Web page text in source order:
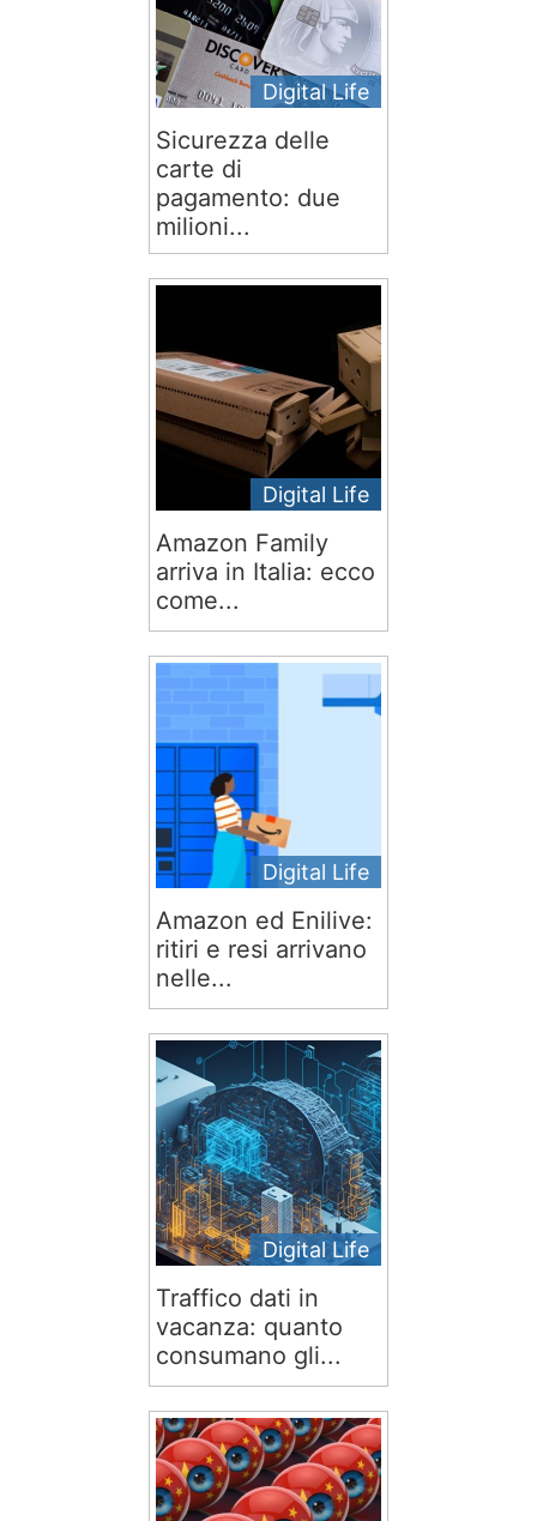
Digital Life
Sicurezza delle
carte di
pagamento: due
milioni...
Digital Life
Amazon Family
arriva in Italia: ecco
come...
Digital Life
Amazon ed Enilive:
ritiri e resi arrivano
nelle...
Digital Life
Traffico dati in
vacanza: quanto
consumano gli...